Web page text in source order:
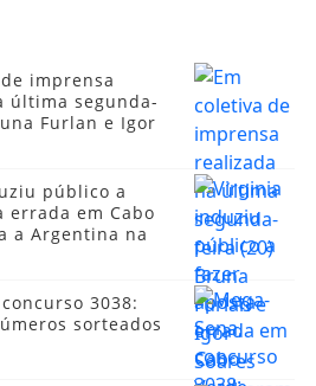
imprensa
última segunda-
Furlan e Igor
público a
errada em Cabo
a Argentina na
3038:
sorteados